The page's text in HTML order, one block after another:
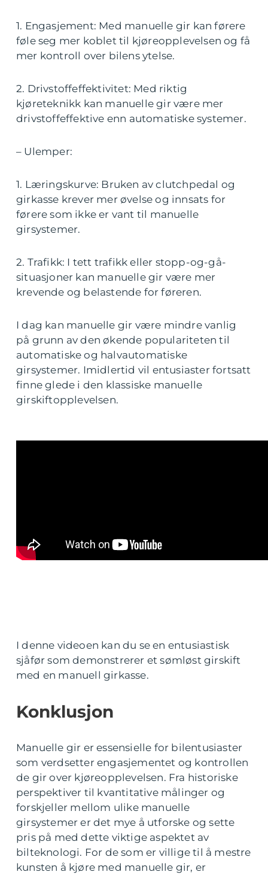
1. Engasjement: Med manuelle gir kan førere
føle seg mer koblet til kjøreopplevelsen og få
mer kontroll over bilens ytelse.
2. Drivstoffeffektivitet: Med riktig
kjøreteknikk kan manuelle gir være mer
drivstoffeffektive enn automatiske systemer.
– Ulemper:
1. Læringskurve: Bruken av clutchpedal og
girkasse krever mer øvelse og innsats for
førere som ikke er vant til manuelle
girsystemer.
2. Trafikk: I tett trafikk eller stopp-og-gå-
situasjoner kan manuelle gir være mer
krevende og belastende for føreren.
I dag kan manuelle gir være mindre vanlig
på grunn av den økende populariteten til
automatiske og halvautomatiske
girsystemer. Imidlertid vil entusiaster fortsatt
finne glede i den klassiske manuelle
girskiftopplevelsen.
I denne videoen kan du se en entusiastisk
sjåfør som demonstrerer et sømløst girskift
med en manuell girkasse.
Konklusjon
Manuelle gir er essensielle for bilentusiaster
som verdsetter engasjementet og kontrollen
de gir over kjøreopplevelsen. Fra historiske
perspektiver til kvantitative målinger og
forskjeller mellom ulike manuelle
girsystemer er det mye å utforske og sette
pris på med dette viktige aspektet av
bilteknologi. For de som er villige til å mestre
kunsten å kjøre med manuelle gir, er